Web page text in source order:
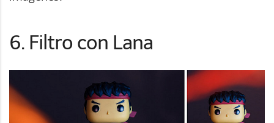
6. Filtro con Lana